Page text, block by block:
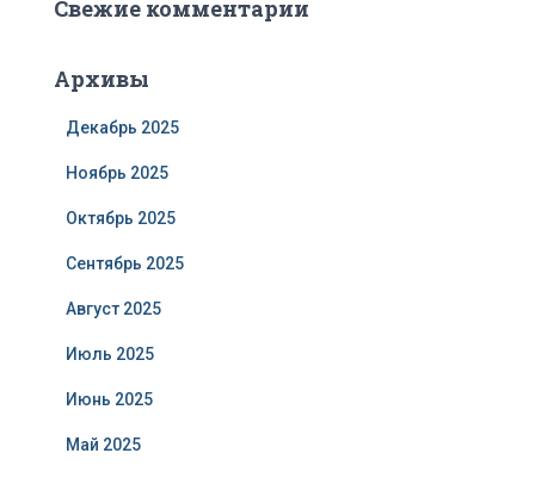
Свежие комментарии
Архивы
Декабрь 2025
Ноябрь 2025
Октябрь 2025
Сентябрь 2025
Август 2025
Июль 2025
Июнь 2025
Май 2025